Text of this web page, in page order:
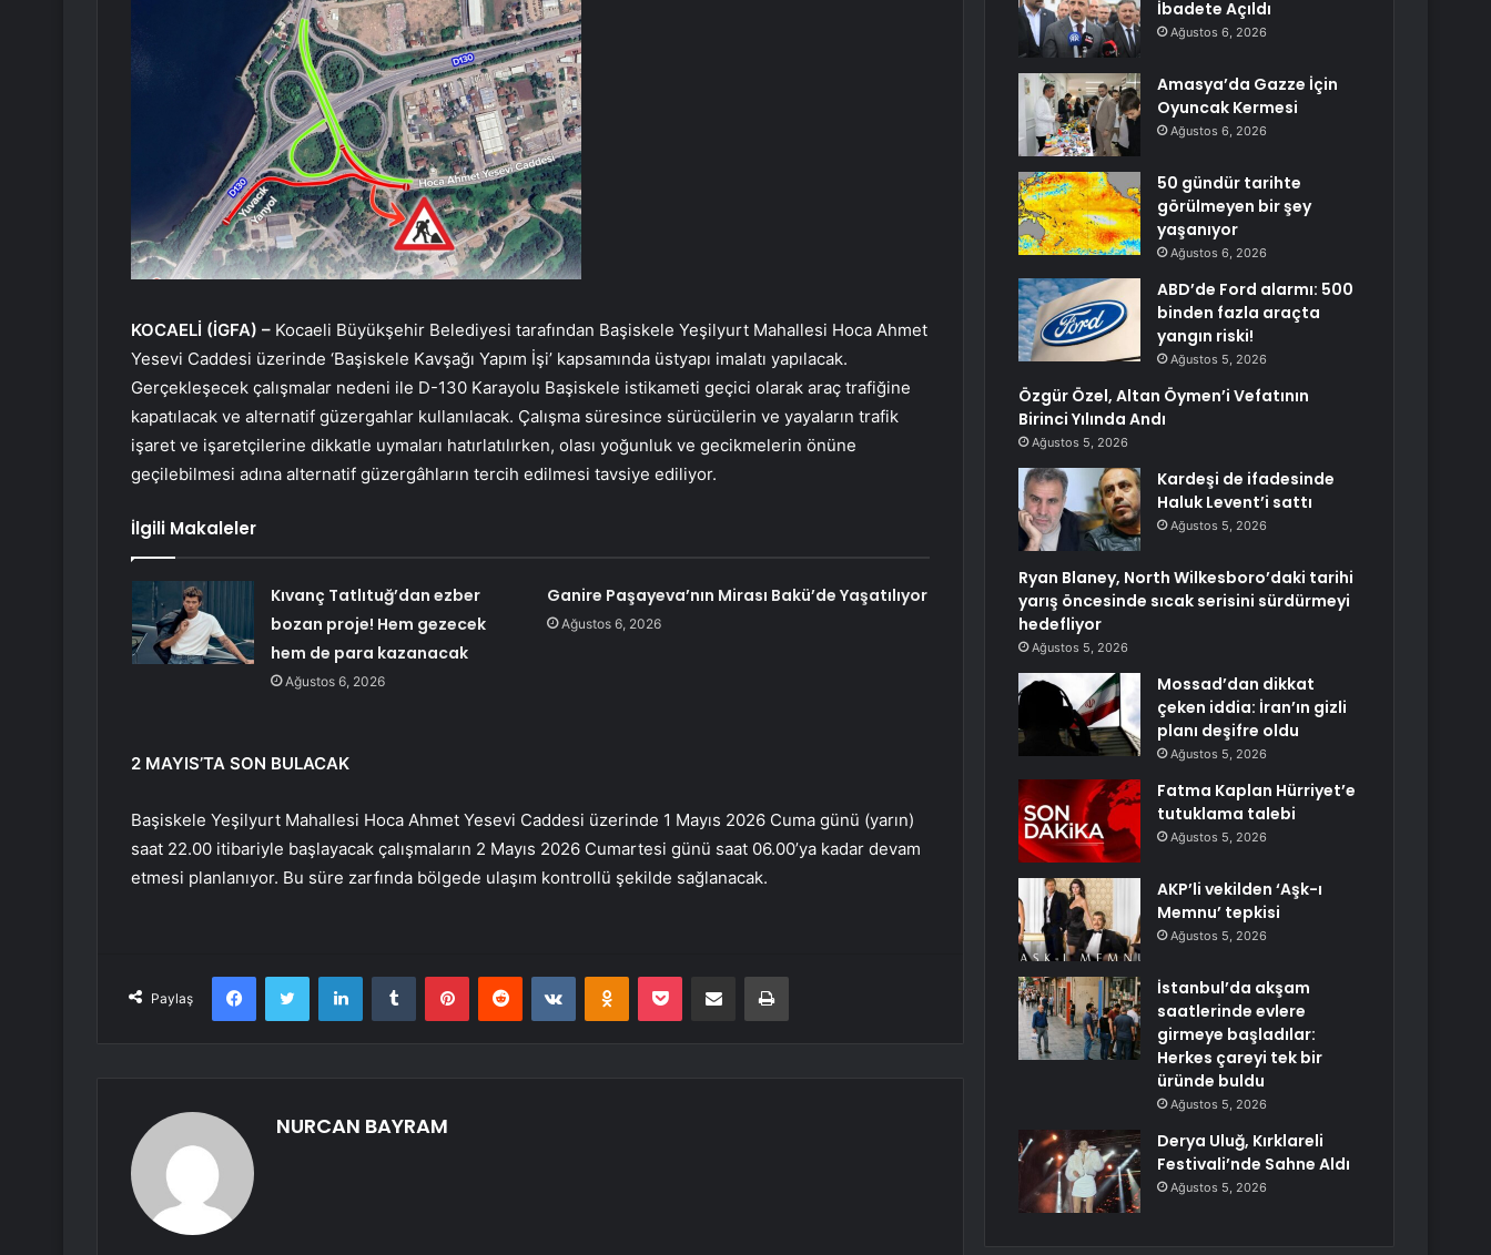
KOCAELİ (İGFA) – Kocaeli Büyükşehir Belediyesi tarafından Başiskele Yeşilyurt Mahallesi Hoca Ahmet
Yesevi Caddesi üzerinde ‘Başiskele Kavşağı Yapım İşi’ kapsamında üstyapı imalatı yapılacak.
Gerçekleşecek çalışmalar nedeni ile D-130 Karayolu Başiskele istikameti geçici olarak araç trafiğine
kapatılacak ve alternatif güzergahlar kullanılacak. Çalışma süresince sürücülerin ve yayaların trafik
işaret ve işaretçilerine dikkatle uymaları hatırlatılırken, olası yoğunluk ve gecikmelerin önüne
geçilebilmesi adına alternatif güzergâhların tercih edilmesi tavsiye ediliyor.
İlgili Makaleler
Kıvanç Tatlıtuğ’dan ezber
bozan proje! Hem gezecek
hem de para kazanacak
Ağustos 6, 2026
Ganire Paşayeva’nın Mirası Bakü’de Yaşatılıyor
Ağustos 6, 2026
2 MAYIS’TA SON BULACAK
Başiskele Yeşilyurt Mahallesi Hoca Ahmet Yesevi Caddesi üzerinde 1 Mayıs 2026 Cuma günü (yarın)
saat 22.00 itibariyle başlayacak çalışmaların 2 Mayıs 2026 Cumartesi günü saat 06.00’ya kadar devam
etmesi planlanıyor. Bu süre zarfında bölgede ulaşım kontrollü şekilde sağlanacak.
Paylaş
FacebookTwitter LinkedInTumblr PinterestReddit VKontakteOdnoklassniki
Pocket E-Posta ile paylaş Yazdır
NURCAN BAYRAM
İbadete Açıldı
Ağustos 6, 2026
Amasya’da Gazze İçin
Oyuncak Kermesi
Ağustos 6, 2026
50 gündür tarihte
görülmeyen bir şey
yaşanıyor
Ağustos 6, 2026
ABD’de Ford alarmı: 500
binden fazla araçta
yangın riski!
Ağustos 5, 2026
Özgür Özel, Altan Öymen’i Vefatının
Birinci Yılında Andı
Ağustos 5, 2026
Kardeşi de ifadesinde
Haluk Levent’i sattı
Ağustos 5, 2026
Ryan Blaney, North Wilkesboro’daki tarihi
yarış öncesinde sıcak serisini sürdürmeyi
hedefliyor
Ağustos 5, 2026
Mossad’dan dikkat
çeken iddia: İran’ın gizli
planı deşifre oldu
Ağustos 5, 2026
Fatma Kaplan Hürriyet’e
tutuklama talebi
Ağustos 5, 2026
AKP’li vekilden ‘Aşk-ı
Memnu’ tepkisi
Ağustos 5, 2026
İstanbul’da akşam
saatlerinde evlere
girmeye başladılar:
Herkes çareyi tek bir
üründe buldu
Ağustos 5, 2026
Derya Uluğ, Kırklareli
Festivali’nde Sahne Aldı
Ağustos 5, 2026